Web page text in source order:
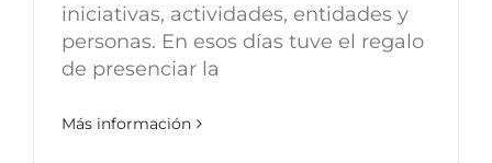
iniciativas, actividades, entidades y
personas. En esos días tuve el regalo
de presenciar la
Más información